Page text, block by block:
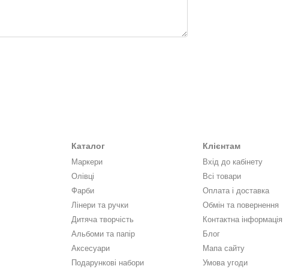
Каталог
Маркери
Олівці
Фарби
Лінери та ручки
Дитяча творчість
Альбоми та папір
Аксесуари
Подарункові набори
Клієнтам
Вхід до кабінету
Всі товари
Оплата і доставка
Обмін та повернення
Контактна інформація
Блог
Мапа сайту
Умова угоди